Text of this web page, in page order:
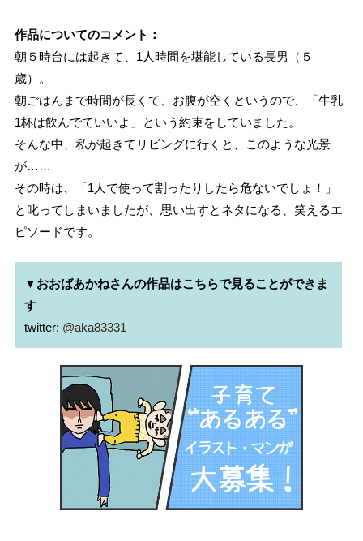
作品についてのコメント：
朝５時台には起きて、1人時間を堪能している長男（５
歳）。
朝ごはんまで時間が長くて、お腹が空くというので、「牛乳
1杯は飲んでていいよ」という約束をしていました。
そんな中、私が起きてリビングに行くと、このような光景
が……
その時は、「1人で使って割ったりしたら危ないでしょ！」
と叱ってしまいましたが、思い出すとネタになる、笑えるエ
ピソードです。
▼おおばあかねさんの作品はこちらで見ることができま
す
twitter: @aka83331